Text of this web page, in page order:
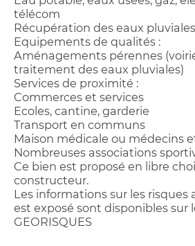
télécom
Récupération des eaux
Equipements de qualités :
Aménagements pérennes
traitement des eaux pluviales)
Services de proximité :
Commerces et services
Ecoles, cantine, garderie
Transport en communs
Maison médicale ou médecins
Nombreuses associations
Ce bien est proposé en libre
constructeur.
Les informations sur les risques
est exposé sont disponibles sur
GEORISQUES